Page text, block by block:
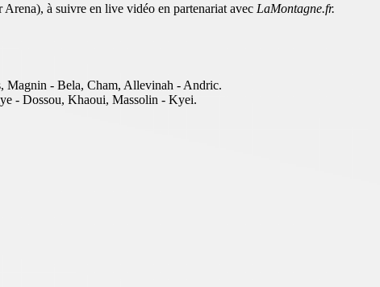
à suivre en live vidéo en partenariat avec LaMontagne.fr.
Magnin - Bela, Cham, Allevinah - Andric.
- Dossou, Khaoui, Massolin - Kyei.